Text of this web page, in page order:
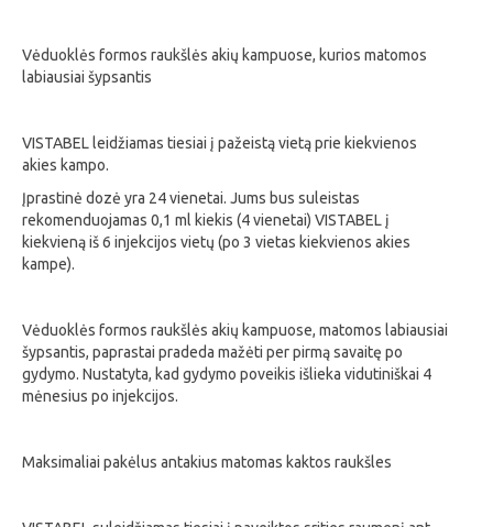
Vėduoklės formos raukšlės akių kampuose, kurios matomos
labiausiai šypsantis
VISTABEL leidžiamas tiesiai į pažeistą vietą prie kiekvienos
akies kampo.
Įprastinė dozė yra 24 vienetai. Jums bus suleistas
rekomenduojamas 0,1 ml kiekis (4 vienetai) VISTABEL į
kiekvieną iš 6 injekcijos vietų (po 3 vietas kiekvienos akies
kampe).
Vėduoklės formos raukšlės akių kampuose, matomos labiausiai
šypsantis, paprastai pradeda mažėti per pirmą savaitę po
gydymo. Nustatyta, kad gydymo poveikis išlieka vidutiniškai 4
mėnesius po injekcijos.
Maksimaliai pakėlus antakius matomas kaktos raukšles